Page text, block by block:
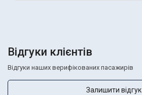
Відгуки клієнтів
Відгуки наших верифікованих пасажирів
Залишити відгук